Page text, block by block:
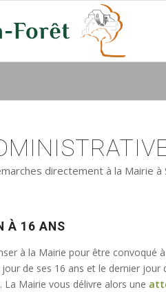
directement à la Mairie à
À 16 ANS
à la Mairie pour être convoqué à
de ses 16 ans et le dernier jour
Mairie vous délivre alors une